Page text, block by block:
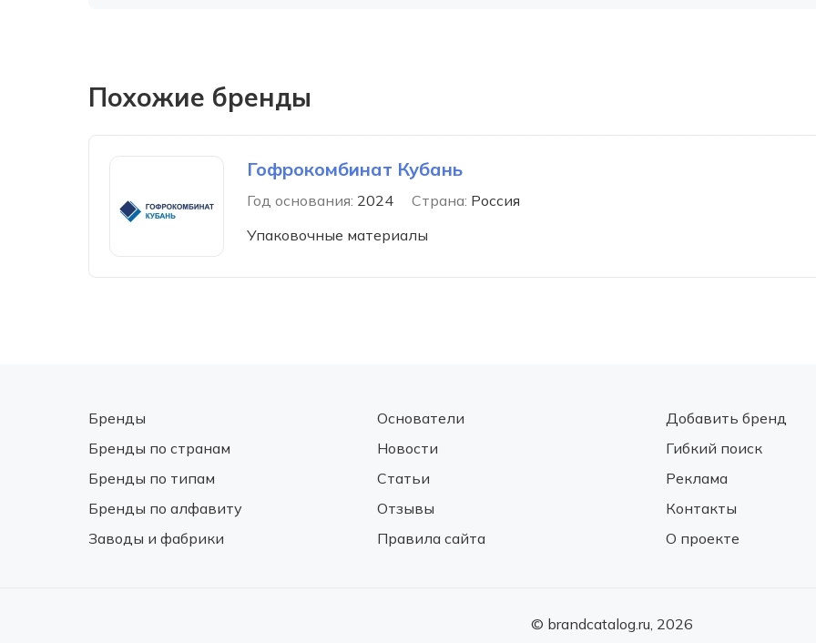
Похожие бренды
Гофрокомбинат Кубань
Год основания: 2024 Страна: Россия
Упаковочные материалы
Бренды
Бренды по странам
Бренды по типам
Бренды по алфавиту
Заводы и фабрики
Основатели
Новости
Статьи
Отзывы
Правила сайта
Добавить бренд
Гибкий поиск
Реклама
Контакты
О проекте
© brandcatalog.ru, 2026